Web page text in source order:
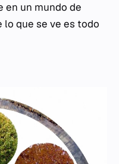
en un mundo de
lo que se ve es todo